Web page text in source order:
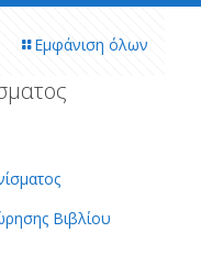
Εμφάνιση όλων
Βιβλίου